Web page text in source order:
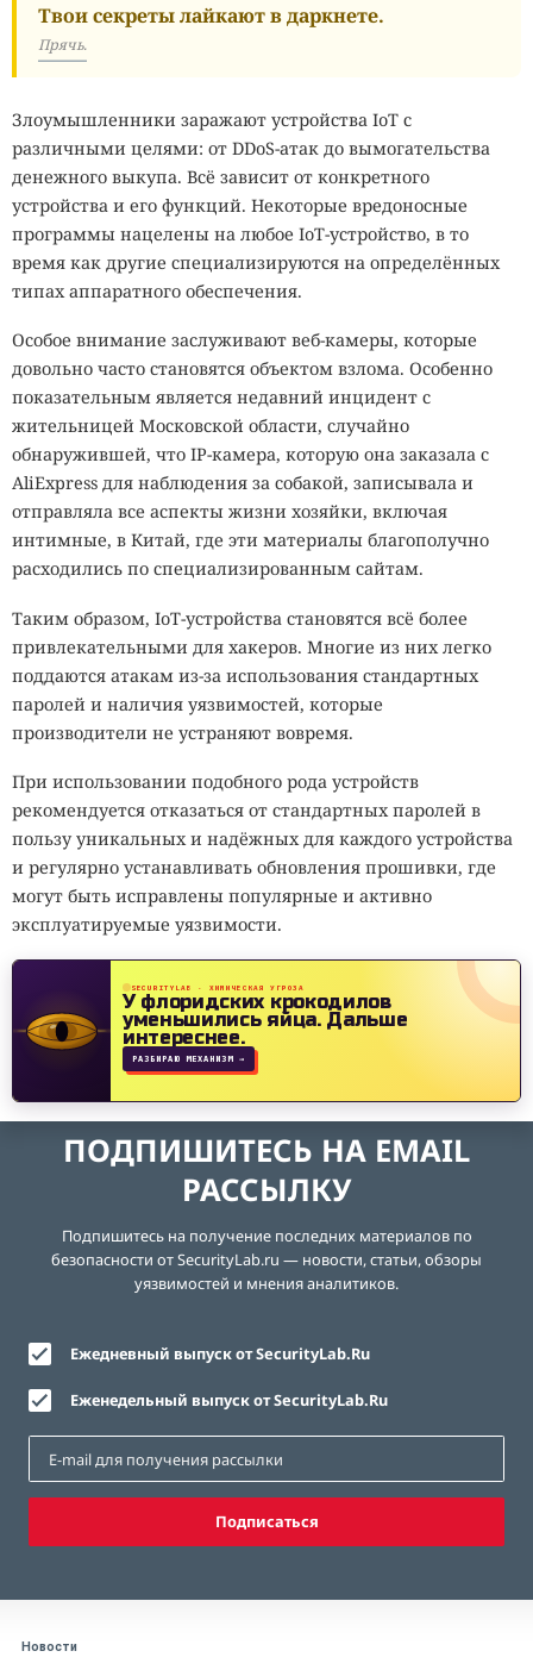
Твои секреты лайкают в даркнете.
Прячь.
Злоумышленники заражают устройства IoT с
различными целями: от DDoS-атак до вымогательства
денежного выкупа. Всё зависит от конкретного
устройства и его функций. Некоторые вредоносные
программы нацелены на любое IoT-устройство, в то
время как другие специализируются на определённых
типах аппаратного обеспечения.
Особое внимание заслуживают веб-камеры, которые
довольно часто становятся объектом взлома. Особенно
показательным является недавний инцидент с
жительницей Московской области, случайно
обнаружившей, что IP-камера, которую она заказала с
AliExpress для наблюдения за собакой, записывала и
отправляла все аспекты жизни хозяйки, включая
интимные, в Китай, где эти материалы благополучно
расходились по специализированным сайтам.
Таким образом, IoT-устройства становятся всё более
привлекательными для хакеров. Многие из них легко
поддаются атакам из-за использования стандартных
паролей и наличия уязвимостей, которые
производители не устраняют вовремя.
При использовании подобного рода устройств
рекомендуется отказаться от стандартных паролей в
пользу уникальных и надёжных для каждого устройства
и регулярно устанавливать обновления прошивки, где
могут быть исправлены популярные и активно
эксплуатируемые уязвимости.
SECURITYLAB · ХИМИЧЕСКАЯ УГРОЗА
У флоридских крокодилов
уменьшились яйца.Дальше
интереснее.
РАЗБИРАЮ МЕХАНИЗМ →
ПОДПИШИТЕСЬ НА EMAIL
РАССЫЛКУ
Подпишитесь на получение последних материалов по
безопасности от SecurityLab.ru — новости, статьи, обзоры
уязвимостей и мнения аналитиков.
Ежедневный выпуск от SecurityLab.Ru
Еженедельный выпуск от SecurityLab.Ru
Подписаться
Новости